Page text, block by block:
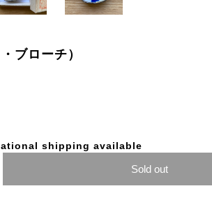
ブローチ）
shipping available
Sold out